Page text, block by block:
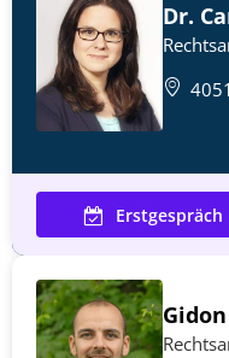
Dr.
Erstgespräch